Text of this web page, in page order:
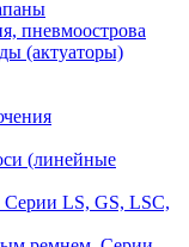
пневмоострова
(актуаторы)
(линейные
LS, GS, LSC,